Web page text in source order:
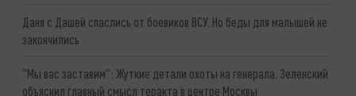
Даня с Дашей спаслись от боевиков ВСУ. Но беды для малышей не
закончились
"Мы вас заставим": Жуткие детали охоты на генерала. Зеленский
объяснил главный смысл теракта в центре Москвы